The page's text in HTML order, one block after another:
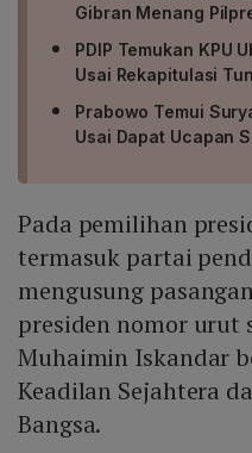
Gibran Menang
PDIP Temukan KPU
Usai Rekapitulasi
Prabowo Temui
Usai Dapat Ucapan
Pada pemilihan
termasuk partai
mengusung
presiden nomor urut
Muhaimin Iskandar
Keadilan Sejahtera
Bangsa.